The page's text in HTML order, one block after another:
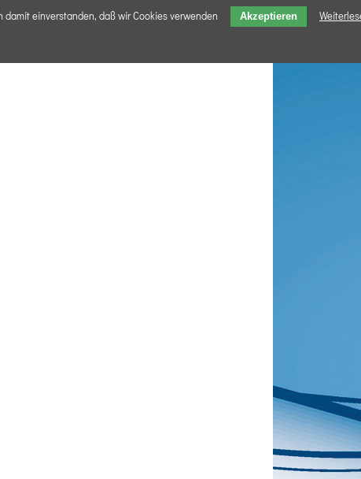
einverstanden, daß wir Cookies verwenden Akzeptieren